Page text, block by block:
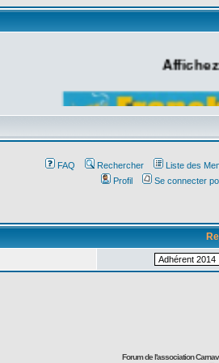
FAQ Rechercher
Liste des
Profil
Se connecter
Forum de l'association